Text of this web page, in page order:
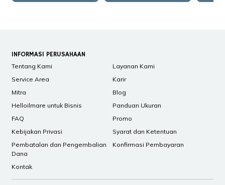
INFORMASI PERUSAHAAN
Tentang Kami
Layanan Kami
Service Area
Karir
Mitra
Blog
Helloilmare untuk Bisnis
Panduan Ukuran
FAQ
Promo
Kebijakan Privasi
Syarat dan Ketentuan
Pembatalan dan Pengembalian
Dana
Konfirmasi Pembayaran
Kontak